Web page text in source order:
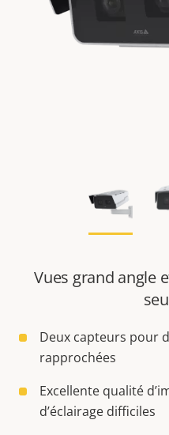
Vues grand angle
Deux capteurs pour
rapprochées
Excellente qualité
d’éclairage difficiles